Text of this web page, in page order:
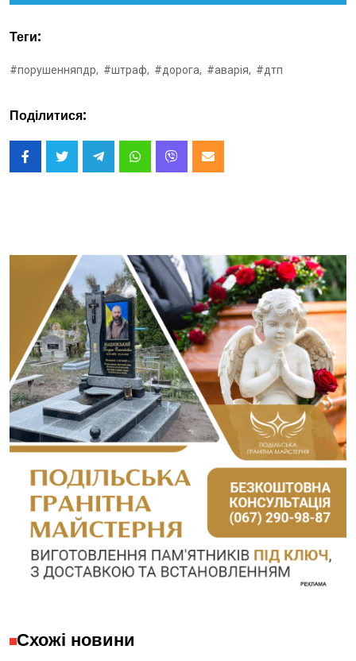
Теги:
#порушенняпдр, #штраф, #дорога, #аварія, #дтп
Поділитися:
Схожі новини